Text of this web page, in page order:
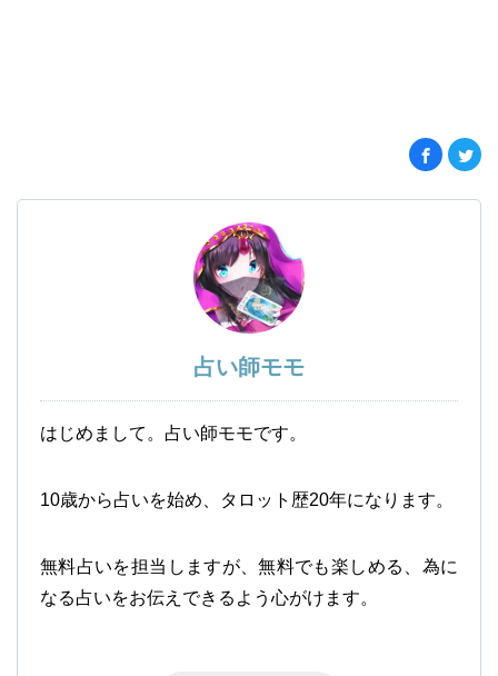
占い師モモ
はじめまして。占い師モモです。
10歳から占いを始め、タロット歴20年になります。
無料占いを担当しますが、無料でも楽しめる、為に
なる占いをお伝えできるよう心がけます。